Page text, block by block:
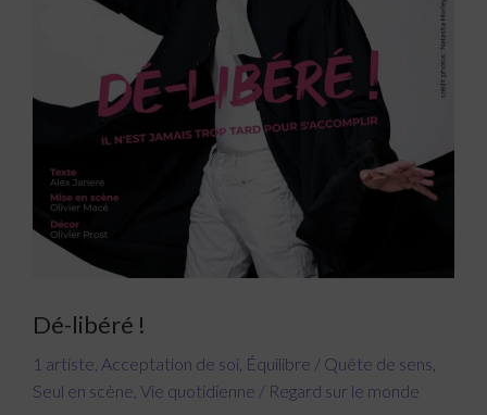
Dé-libéré !
1 artiste Acceptation de soi Équilibre / Quête de sens
Seul en scène Vie quotidienne / Regard sur le monde